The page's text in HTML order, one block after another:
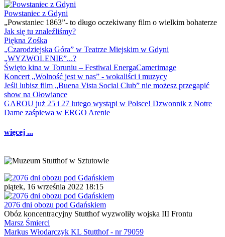
Powstaniec z Gdyni
„Powstaniec 1863”- to długo oczekiwany film o wielkim bohaterze
Jak się tu znaleźliśmy?
Piękna Zośka
„Czarodziejska Góra” w Teatrze Miejskim w Gdyni
„WYZWOLENIE”...?
Święto kina w Toruniu – Festiwal EnergaCamerimage
Koncert „Wolność jest w nas” - wokaliści i muzycy
Jeśli lubisz film „Buena Vista Social Club” nie możesz przegapić
show na Ołowiance
GAROU już 25 i 27 lutego wystąpi w Polsce! Dzwonnik z Notre
Dame zaśpiewa w ERGO Arenie
więcej ...
piątek, 16 września 2022 18:15
2076 dni obozu pod Gdańskiem
Obóz koncentracyjny Stutthof wyzwoliły wojska III Frontu
Marsz Śmierci
Markus Włodarczyk KL Stutthof - nr 79059